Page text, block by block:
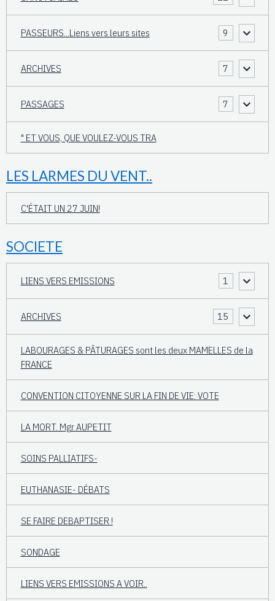
PASSEURS...Liens vers leurs sites 9
ARCHIVES 7
PASSAGES 7
" ET VOUS, QUE VOULEZ-VOUS TRA
LES LARMES DU VENT..
C'ÉTAIT UN 27 JUIN!
SOCIETE
LIENS VERS EMISSIONS 1
ARCHIVES 15
LABOURAGES & PÂTURAGES sont les deux MAMELLES de la
FRANCE
CONVENTION CITOYENNE SUR LA FIN DE VIE: VOTE
LA MORT. Mgr AUPETIT
SOINS PALLIATIFS-
EUTHANASIE- DÉBATS
SE FAIRE DEBAPTISER !
SONDAGE
LIENS VERS EMISSIONS A VOIR..